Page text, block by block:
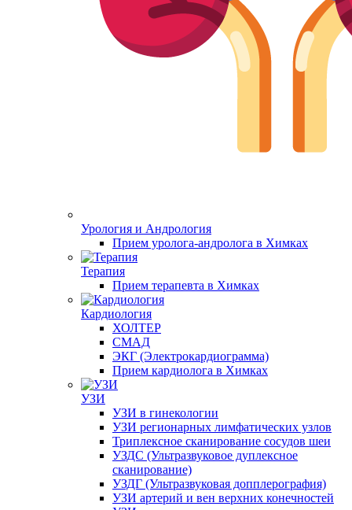
Урология и Андрология
Прием уролога-андролога в Химках
Терапия
Прием терапевта в Химках
Кардиология
ХОЛТЕР
СМАД
ЭКГ (Электрокардиограмма)
Прием кардиолога в Химках
УЗИ
УЗИ в гинекологии
УЗИ регионарных лимфатических узлов
Триплексное сканирование сосудов шеи
УЗДС (Ультразвуковое дуплексное
сканирование)
УЗДГ (Ультразвуковая допплерография)
УЗИ артерий и вен верхних конечностей